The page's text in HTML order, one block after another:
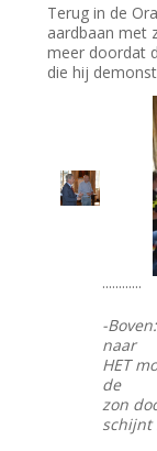
Terug in de
aardbaan met
meer doordat
die hij
............
-
naar
HET
de
zon
schijnt